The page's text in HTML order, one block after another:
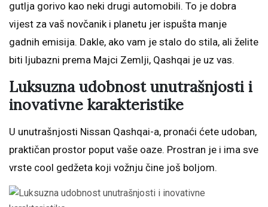
gutlja gorivo kao neki drugi automobili. To je dobra
vijest za vaš novčanik i planetu jer ispušta manje
gadnih emisija. Dakle, ako vam je stalo do stila, ali želite
biti ljubazni prema Majci Zemlji, Qashqai je uz vas.
Luksuzna udobnost unutrašnjosti i
inovativne karakteristike
U unutrašnjosti Nissan Qashqai-a, pronaći ćete udoban,
praktičan prostor poput vaše oaze. Prostran je i ima sve
vrste cool gedžeta koji vožnju čine još boljom.